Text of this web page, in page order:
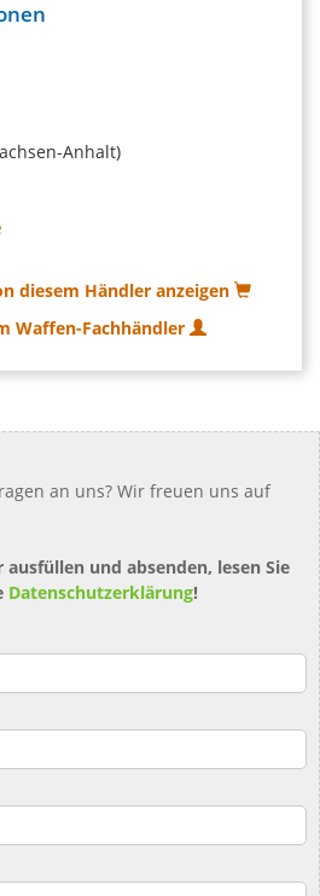
Anhalt)
diesem Händler anzeigen
Waffen-Fachhändler
an uns? Wir freuen uns auf
ausfüllen und absenden, lesen Sie
Datenschutzerklärung!